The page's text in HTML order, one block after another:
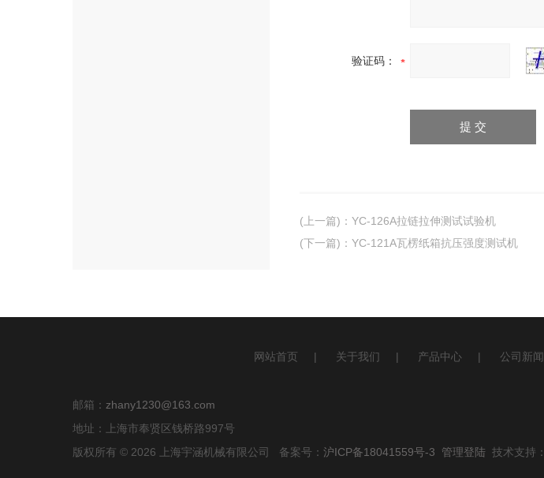
验证码：
(上一篇) ： YC-126A拉链拉伸测试试验机
(下一篇) ： YC-121A瓦楞纸箱抗压强度测试机
网站首页 | 关于我们 | 产品中心 | 公司新闻
邮箱： zhany1230@163.com
地址：上海市奉贤区钱桥路997号
版权所有 © 2026 上海宇涵机械有限公司 备案号： 沪ICP备18041559号-3 管理登陆 技术支持：